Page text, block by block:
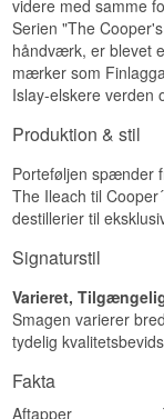
videre med samme
Serien "The
håndværk, er blevet
mærker som
Islay-elskere verden
Produktion & stil
Porteføljen spænder
The Ileach til
destillerier til
Signaturstil
Varieret,
Smagen varierer
tydelig
Fakta
Aftapper